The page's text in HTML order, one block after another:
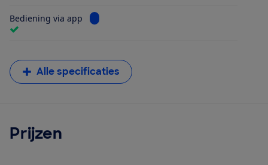
Bediening via app Bekijk informatie voor Bediening via app
Alle specificaties
Prijzen